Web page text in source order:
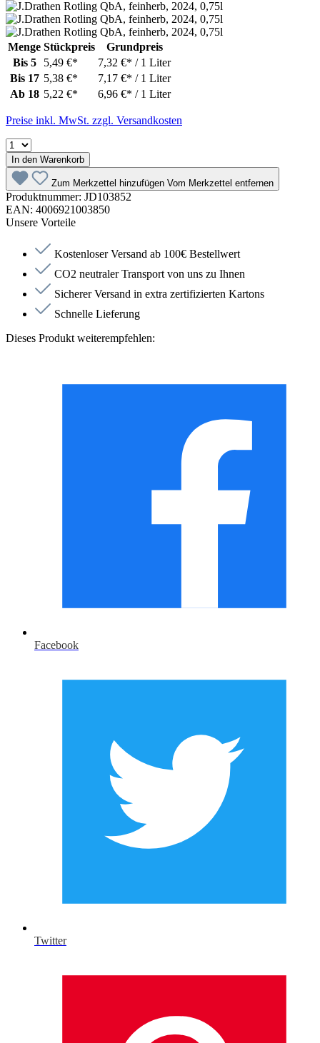
Menge Stückpreis
Grundpreis
Bis 5 5,49 €*
7,32 €* / 1 Liter
Bis 17 5,38 €*
7,17 €* / 1 Liter
Ab 18 5,22 €* 6,96 €* / 1 Liter
Preise inkl. MwSt. zzgl. Versandkosten
In den Warenkorb
Zum Merkzettel hinzufügen Vom Merkzettel entfernen
Produktnummer: JD103852
EAN: 4006921003850
Unsere Vorteile
Kostenloser Versand ab 100€ Bestellwert
CO2 neutraler Transport von uns zu Ihnen
Sicherer Versand in extra zertifizierten Kartons
Schnelle Lieferung
Dieses Produkt weiterempfehlen:
Facebook
Twitter